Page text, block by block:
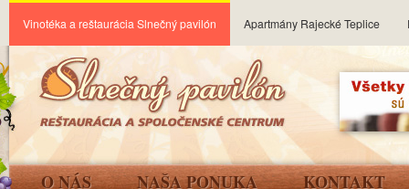
Vinotéka a reštaurácia Slnečný pavilón Apartmány Rajecké Teplice
O NÁS NAŠA PONUKA KONTAKT